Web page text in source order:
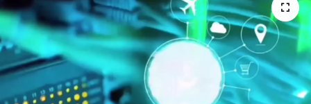
Kültür & Sanat
Bilim-Teknoloji
Köşe Yazıları
Tüm Manşetler
Son Dakika Haberleri
Haber Arşivi